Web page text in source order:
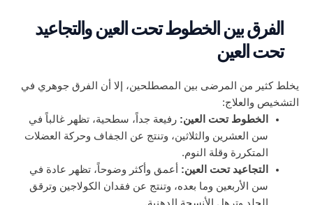
الفرق بين الخطوط تحت العين والتجاعيد
تحت العين
يخلط كثير من المرضى بين المصطلحين، إلا أن الفرق جوهري في
التشخيص والعلاج:
الخطوط تحت العين: رفيعة جداً، سطحية، تظهر غالباً في
سن العشرين والثلاثين، وتنتج عن الجفاف وحركة العضلات
المتكررة وقلة النوم.
التجاعيد تحت العين: أعمق وأكثر وضوحاً، تظهر عادة في
سن الأربعين وما بعده، وتنتج عن فقدان الكولاجين وترقق
الجلد وترهل الأنسجة الدهنية.